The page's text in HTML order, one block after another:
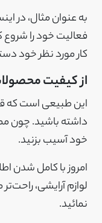
به عنوان مثال، در
فعالیت خود را شروع
کار مورد نظر خود
از کیفیت
این طبیعی است که
داشته باشید. چون
خود آسیب بزنید.
امروز با کامل شدن
لوازم آرایشی،
نمائید.